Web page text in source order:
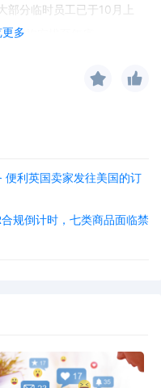
多
分临时员工已于10月上
同均安排至年底。
便利英国卖家发往美国的订
规倒计时，七类商品面临禁